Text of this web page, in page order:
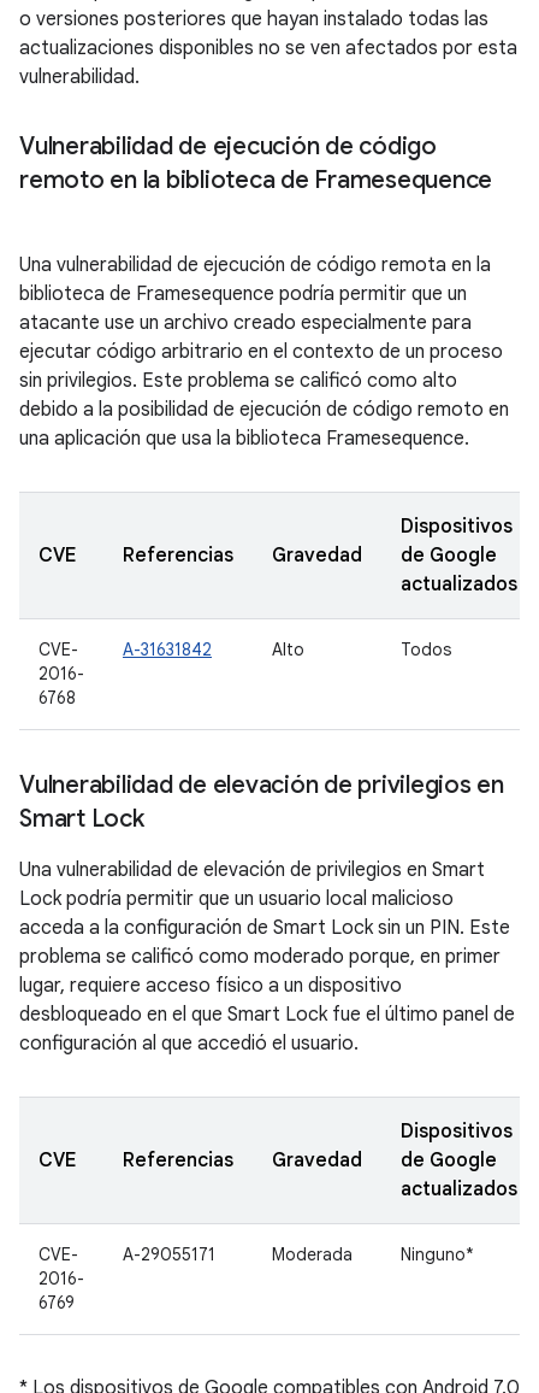
o versiones posteriores que hayan instalado todas las
actualizaciones disponibles no se ven afectados por esta
vulnerabilidad.
Vulnerabilidad de ejecución de código
remoto en la biblioteca de Framesequence
Una vulnerabilidad de ejecución de código remota en la
biblioteca de Framesequence podría permitir que un
atacante use un archivo creado especialmente para
ejecutar código arbitrario en el contexto de un proceso
sin privilegios. Este problema se calificó como alto
debido a la posibilidad de ejecución de código remoto en
una aplicación que usa la biblioteca Framesequence.
CVE Referencias Gravedad
Dispositivos
de Google
actualizados
CVE-
2016-
6768
A-31631842 Alto Todos
Vulnerabilidad de elevación de privilegios en
Smart Lock
Una vulnerabilidad de elevación de privilegios en Smart
Lock podría permitir que un usuario local malicioso
acceda a la configuración de Smart Lock sin un PIN. Este
problema se calificó como moderado porque, en primer
lugar, requiere acceso físico a un dispositivo
desbloqueado en el que Smart Lock fue el último panel de
configuración al que accedió el usuario.
CVE Referencias Gravedad
Dispositivos
de Google
actualizados
CVE-
2016-
6769
A-29055171 Moderada Ninguno*
* Los dispositivos de Google compatibles con Android 7.0